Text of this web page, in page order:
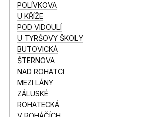
POLÍVKOVA
U KŘÍŽE
POD VIDOULÍ
U TYRŠOVY ŠKOLY
BUTOVICKÁ
ŠTERNOVA
NAD ROHATCI
MEZI LÁNY
ZÁLUSKÉ
ROHATECKÁ